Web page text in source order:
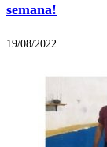
semana!
19/08/2022